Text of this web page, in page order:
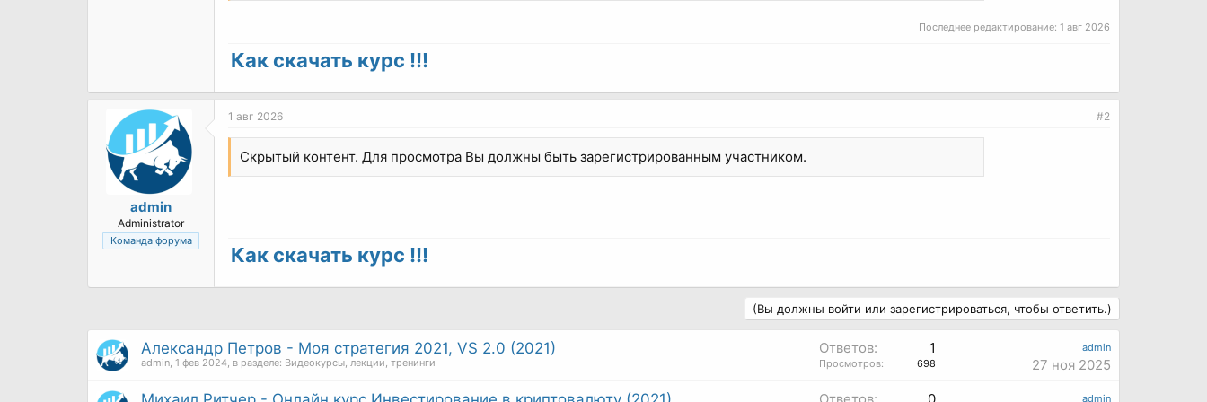
Последнее редактирование: 1 авг 2026
Как скачать курс !!!
admin
Administrator
Команда форума
1 авг 2026 #2
Скрытый контент. Для просмотра Вы должны быть зарегистрированным участником.
Как скачать курс !!!
(Вы должны войти или зарегистрироваться, чтобы ответить.)
Александр Петров - Моя стратегия 2021, VS 2.0 (2021)
admin 1 фев 2024 , в разделе: Видеокурсы, лекции, тренинги
Ответов: 1
Просмотров: 698
admin
27 ноя 2025
Ответов: 0 admin